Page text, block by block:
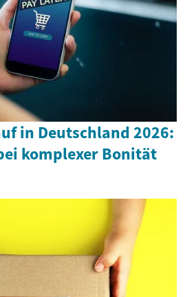
in Deutschland 2026:
komplexer Bonität